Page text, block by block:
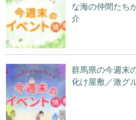
な海の仲間たち
介
群馬県の今週末
化け屋敷／激グ